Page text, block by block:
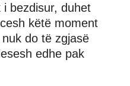
bezdisur, duhet
këtë moment
do të zgjasë
edhe pak